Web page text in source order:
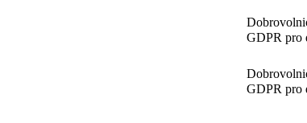
GDPR pro
GDPR pro